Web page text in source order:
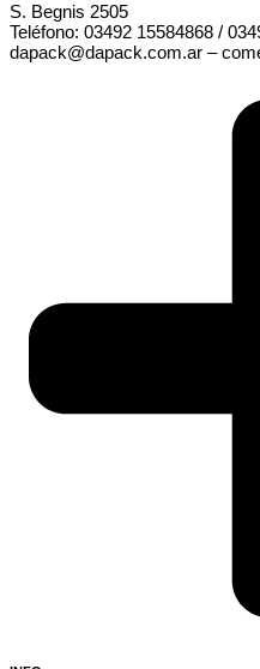
S. Begnis 2505
Teléfono: 03492 15584868 /
dapack@dapack.com.ar –